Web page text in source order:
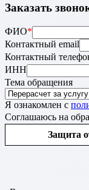
Заказать
ФИО*
Контактный email
Контактный
ИНН
Тема обращения
Я ознакомлен с
Соглашаюсь на
Защита